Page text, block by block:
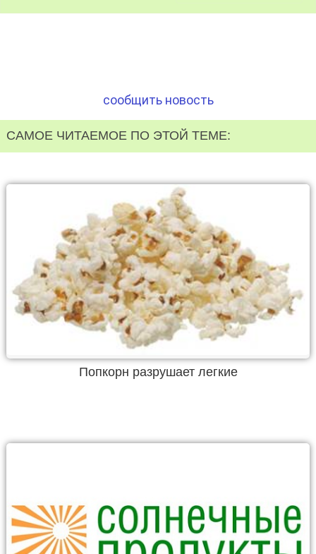
сообщить новость
САМОЕ ЧИТАЕМОЕ ПО ЭТОЙ ТЕМЕ:
Попкорн разрушает легкие